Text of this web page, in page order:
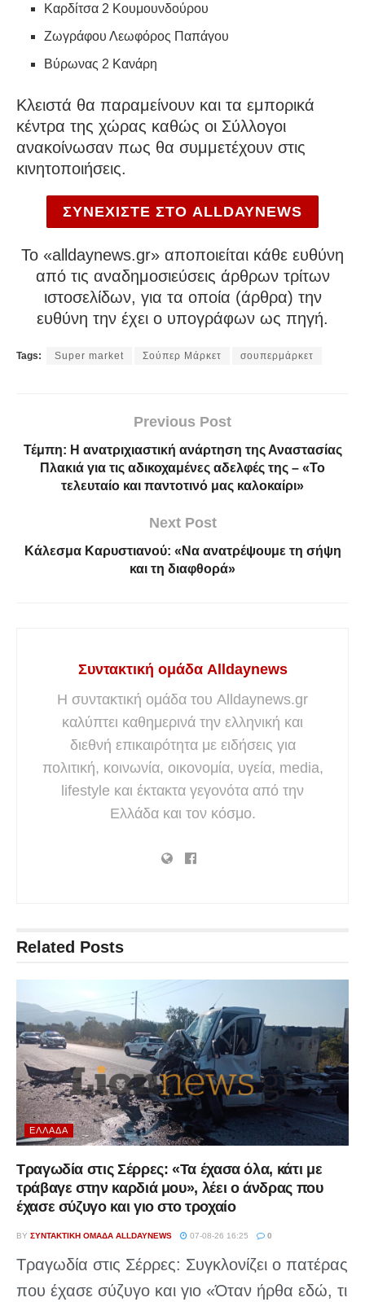
Καρδίτσα 2 Κουμουνδούρου
Ζωγράφου Λεωφόρος Παπάγου
Βύρωνας 2 Κανάρη
Κλειστά θα παραμείνουν και τα εμπορικά
κέντρα της χώρας καθώς οι Σύλλογοι
ανακοίνωσαν πως θα συμμετέχουν στις
κινητοποιήσεις.
ΣΥΝΕΧΙΣΤΕ ΣΤΟ ALLDAYNEWS
To «alldaynews.gr» αποποιείται κάθε ευθύνη
από τις αναδημοσιεύσεις άρθρων τρίτων
ιστοσελίδων, για τα οποία (άρθρα) την
ευθύνη την έχει ο υπογράφων ως πηγή.
Tags: Super market Σούπερ Μάρκετ σουπερμάρκετ
Previous Post
Τέμπη: Η ανατριχιαστική ανάρτηση της Αναστασίας
Πλακιά για τις αδικοχαμένες αδελφές της – «Το
τελευταίο και παντοτινό μας καλοκαίρι»
Next Post
Κάλεσμα Καρυστιανού: «Να ανατρέψουμε τη σήψη
και τη διαφθορά»
Συντακτική ομάδα Alldaynews
Η συντακτική ομάδα του Alldaynews.gr
καλύπτει καθημερινά την ελληνική και
διεθνή επικαιρότητα με ειδήσεις για
πολιτική, κοινωνία, οικονομία, υγεία, media,
lifestyle και έκτακτα γεγονότα από την
Ελλάδα και τον κόσμο.
Related Posts
ΕΛΛΆΔΑ
Τραγωδία στις Σέρρες: «Τα έχασα όλα, κάτι με
τράβαγε στην καρδιά μου», λέει ο άνδρας που
έχασε σύζυγο και γιο στο τροχαίο
BY ΣΥΝΤΑΚΤΙΚΉ ΟΜΆΔΑ ALLDAYNEWS 07-08-26 16:25 0
Τραγωδία στις Σέρρες: Συγκλονίζει ο πατέρας
που έχασε σύζυγο και γιο «Όταν ήρθα εδώ, τι